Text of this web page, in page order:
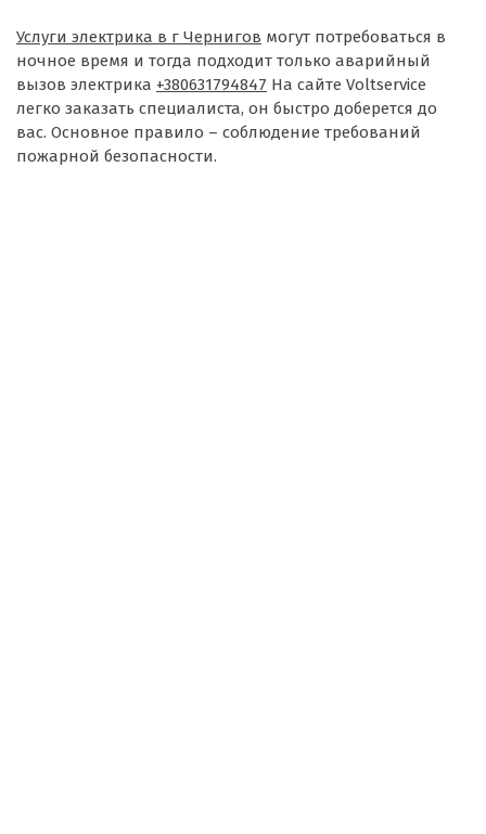
Услуги электрика в г Чернигов могут потребоваться в
ночное время и тогда подходит только аварийный
вызов электрика +380631794847 На сайте Voltservice
легко заказать специалиста, он быстро доберется до
вас. Основное правило – соблюдение требований
пожарной безопасности.